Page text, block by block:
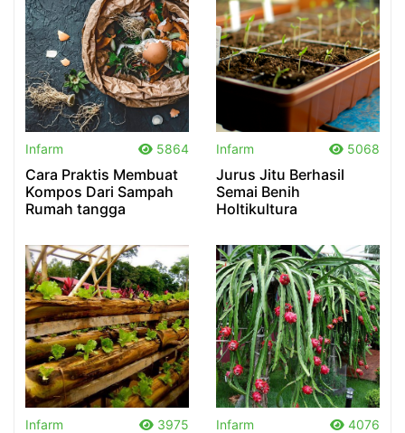
Infarm 5864
Cara Praktis Membuat
Kompos Dari Sampah
Rumah tangga
Infarm 5068
Jurus Jitu Berhasil
Semai Benih
Holtikultura
Infarm 3975 Infarm 4076